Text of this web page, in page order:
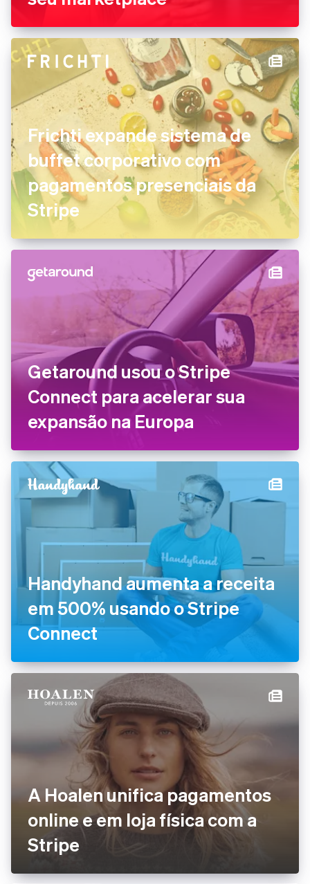
Frichti expande sistema de
buffet corporativo com
pagamentos presenciais da
Stripe
Getaround usou o Stripe
Connect para acelerar sua
expansão na Europa
Handyhand aumenta a receita
em 500% usando o Stripe
Connect
A Hoalen unifica pagamentos
online e em loja física com a
Stripe